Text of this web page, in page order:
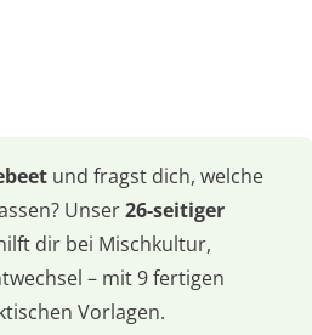
und fragst dich, welche
Unser26-seitiger
dir bei Mischkultur,
– mit 9 fertigen
Vorlagen.